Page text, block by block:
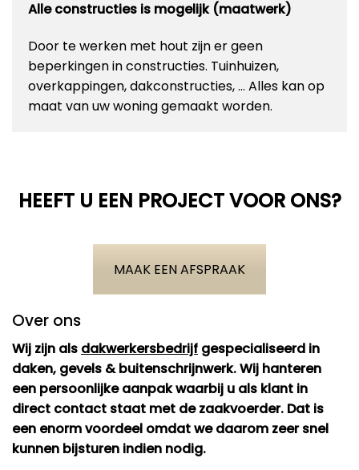
Alle constructies is mogelijk (maatwerk)
Door te werken met hout zijn er geen
beperkingen in constructies. Tuinhuizen,
overkappingen, dakconstructies, … Alles kan op
maat van uw woning gemaakt worden.
HEEFT U EEN PROJECT VOOR ONS?
MAAK EEN AFSPRAAK
Over ons
Wij zijn als dakwerkersbedrijf gespecialiseerd in
daken, gevels & buitenschrijnwerk. Wij hanteren
een persoonlijke aanpak waarbij u als klant in
direct contact staat met de zaakvoerder. Dat is
een enorm voordeel omdat we daarom zeer snel
kunnen bijsturen indien nodig.